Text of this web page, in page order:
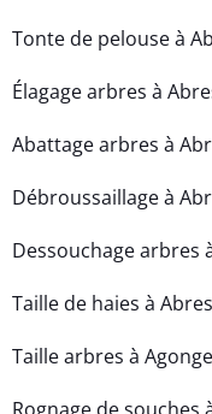
Tonte de pelouse à
Élagage arbres à
Abattage arbres à
Débroussaillage à
Dessouchage arbres
Taille de haies à
Taille arbres à